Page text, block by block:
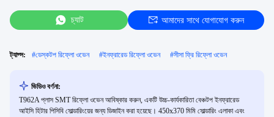
চ্যাট আমাদের সাথে যোগাযোগ করুন
ট্যাগ্স: #ডেস্কটপ রিফ্লো ওভেন #ইনফ্রারেড রিফ্লো ওভেন #সীসা ফ্রি রিফ্লো ওভেন
ভিডিও বর্ণনা:
T962A প্লাস SMT রিফ্লো ওভেন আবিষ্কার করুন, একটি উচ্চ-কার্যকারিতা বেঞ্চটপ ইনফ্রারেড
আইসি হিটার পিসিবি সোল্ডারিংয়ের জন্য ডিজাইন করা হয়েছে। 450x370 মিমি সোল্ডারিং এলাকা এবং